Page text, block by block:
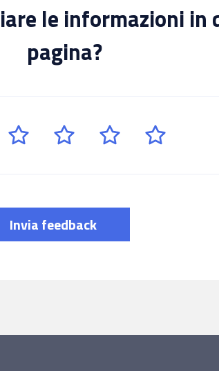
le informazioni in
pagina?
Invia feedback